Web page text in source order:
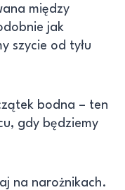
między
jak
szycie od tyłu
bodna – ten
gdy będziemy
na narożnikach.